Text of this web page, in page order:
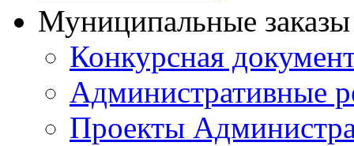
Муниципальные
Конкурсная
Административные
Проекты